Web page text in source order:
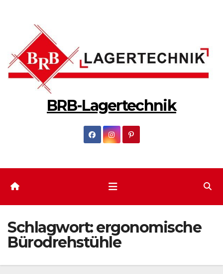
BRB-Lagertechnik
Schlagwort:ergonomische
Bürodrehstühle